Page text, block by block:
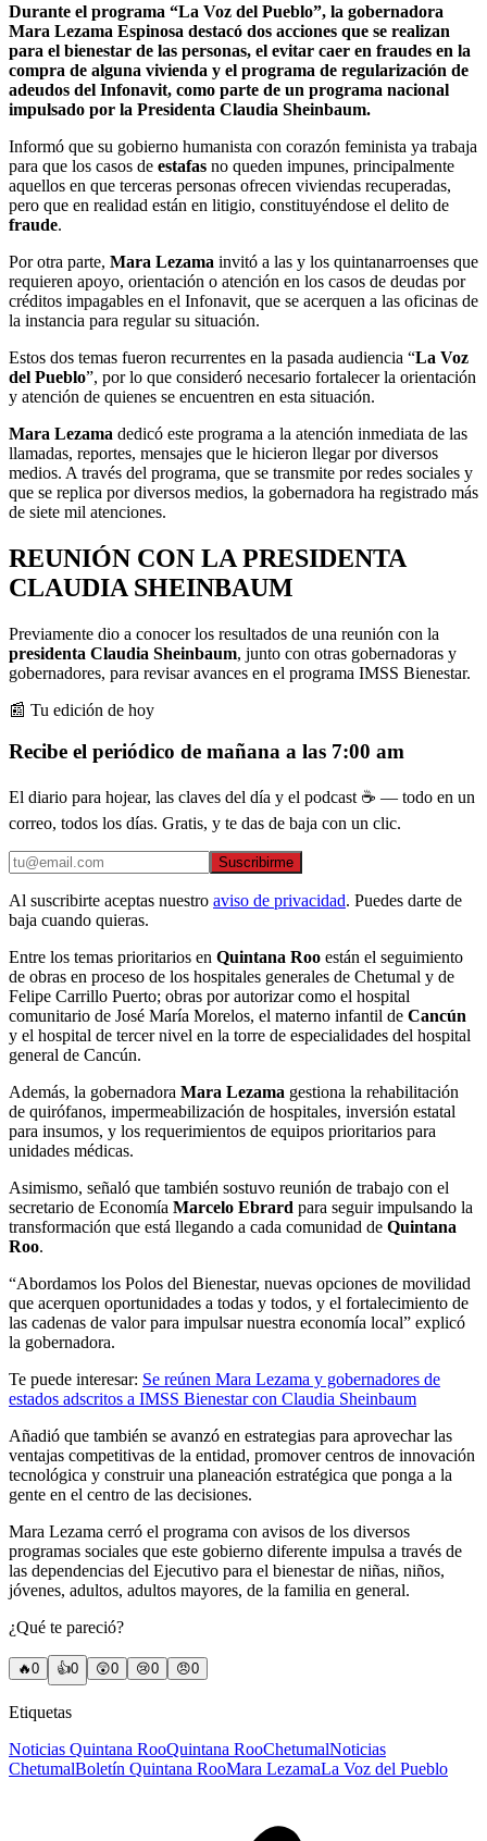
Durante el programa “La Voz del Pueblo”, la gobernadora
Mara Lezama Espinosa destacó dos acciones que se realizan
para el bienestar de las personas, el evitar caer en fraudes en la
compra de alguna vivienda y el programa de regularización de
adeudos del Infonavit, como parte de un programa nacional
impulsado por la Presidenta Claudia Sheinbaum.
Informó que su gobierno humanista con corazón feminista ya trabaja
para que los casos de estafas no queden impunes, principalmente
aquellos en que terceras personas ofrecen viviendas recuperadas,
pero que en realidad están en litigio, constituyéndose el delito de
fraude.
Por otra parte, Mara Lezama invitó a las y los quintanarroenses que
requieren apoyo, orientación o atención en los casos de deudas por
créditos impagables en el Infonavit, que se acerquen a las oficinas de
la instancia para regular su situación.
Estos dos temas fueron recurrentes en la pasada audiencia “La Voz
del Pueblo”, por lo que consideró necesario fortalecer la orientación
y atención de quienes se encuentren en esta situación.
Mara Lezama dedicó este programa a la atención inmediata de las
llamadas, reportes, mensajes que le hicieron llegar por diversos
medios. A través del programa, que se transmite por redes sociales y
que se replica por diversos medios, la gobernadora ha registrado más
de siete mil atenciones.
REUNIÓN CON LA PRESIDENTA
CLAUDIA SHEINBAUM
Previamente dio a conocer los resultados de una reunión con la
presidenta Claudia Sheinbaum, junto con otras gobernadoras y
gobernadores, para revisar avances en el programa IMSS Bienestar.
📰 Tu edición de hoy
Recibe el periódico de mañana a las 7:00 am
El diario para hojear, las claves del día y el podcast ☕ — todo en un
correo, todos los días. Gratis, y te das de baja con un clic.
Suscribirme
Al suscribirte aceptas nuestro aviso de privacidad. Puedes darte de
baja cuando quieras.
Entre los temas prioritarios en Quintana Roo están el seguimiento
de obras en proceso de los hospitales generales de Chetumal y de
Felipe Carrillo Puerto; obras por autorizar como el hospital
comunitario de José María Morelos, el materno infantil de Cancún
y el hospital de tercer nivel en la torre de especialidades del hospital
general de Cancún.
Además, la gobernadora Mara Lezama gestiona la rehabilitación
de quirófanos, impermeabilización de hospitales, inversión estatal
para insumos, y los requerimientos de equipos prioritarios para
unidades médicas.
Asimismo, señaló que también sostuvo reunión de trabajo con el
secretario de Economía Marcelo Ebrard para seguir impulsando la
transformación que está llegando a cada comunidad de Quintana
Roo.
“Abordamos los Polos del Bienestar, nuevas opciones de movilidad
que acerquen oportunidades a todas y todos, y el fortalecimiento de
las cadenas de valor para impulsar nuestra economía local” explicó
la gobernadora.
Te puede interesar: Se reúnen Mara Lezama y gobernadores de
estados adscritos a IMSS Bienestar con Claudia Sheinbaum
Añadió que también se avanzó en estrategias para aprovechar las
ventajas competitivas de la entidad, promover centros de innovación
tecnológica y construir una planeación estratégica que ponga a la
gente en el centro de las decisiones.
Mara Lezama cerró el programa con avisos de los diversos
programas sociales que este gobierno diferente impulsa a través de
las dependencias del Ejecutivo para el bienestar de niñas, niños,
jóvenes, adultos, adultos mayores, de la familia en general.
¿Qué te pareció?
🔥0 👍0 😲0 😢0 😠0
Etiquetas
Noticias Quintana RooQuintana RooChetumalNoticias
ChetumalBoletín Quintana RooMara LezamaLa Voz del Pueblo